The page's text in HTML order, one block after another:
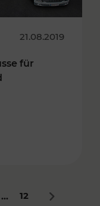
21.08.2019
für
... 12 Nächstes